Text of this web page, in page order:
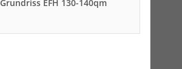
Grundriss EFH 130-140qm